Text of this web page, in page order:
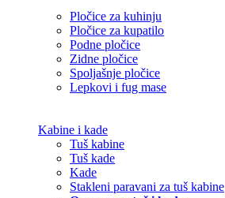
Pločice za kuhinju
Pločice za kupatilo
Podne pločice
Zidne pločice
Spoljašnje pločice
Lepkovi i fug mase
Kabine i kade
Tuš kabine
Tuš kade
Kade
Stakleni paravani za tuš kabine